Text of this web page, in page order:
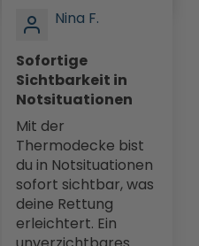
Nina F.
Sofortige
Sichtbarkeit in
Notsituationen
Mit der
Thermodecke bist
du in Notsituationen
sofort sichtbar, was
deine Rettung
erleichtert. Ein